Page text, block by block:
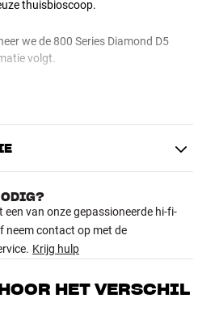
thuisbioscoop.
we de 800 Series Diamond D5
volgt.
NAUWKEURIGER
lederen details. Tegelijkertijd
voor nog minder vervorming en
luidspreker met een enorme
en een bas die zowel
blijft. Een grote luidspreker,
een van onze gepassioneerde hi-fi-
neem contact op met de
Krijg hulp
HET VERSCHIL